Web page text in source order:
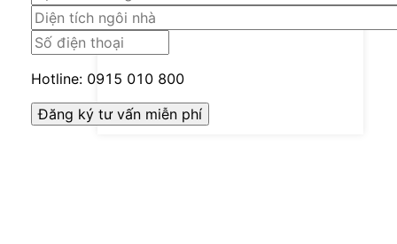
Hotline:0915 010 800